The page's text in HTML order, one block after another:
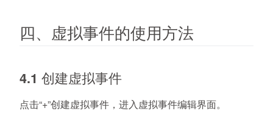
四、虚拟事件的使用方法
4.1 创建虚拟事件
点击“+”创建虚拟事件，进入虚拟事件编辑界面。